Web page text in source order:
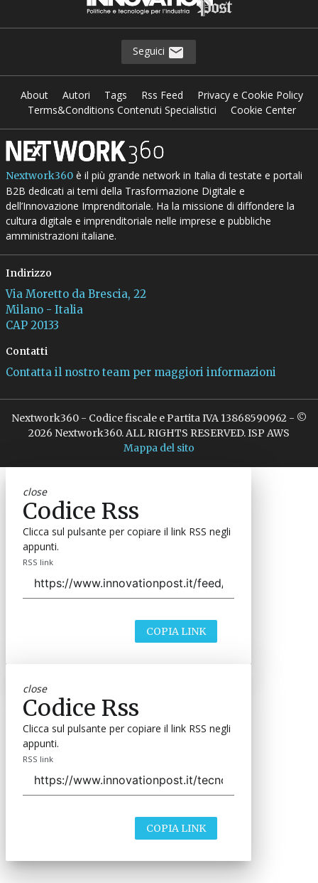
Seguici
About Autori Tags Rss Feed
Privacy e Cookie Policy
Terms&Conditions Contenuti Specialistici
Cookie Center
Nextwork360è il più grande network in Italia di testate e portali
B2B dedicati ai temi della Trasformazione Digitale e
dell’Innovazione Imprenditoriale. Ha la missione di diffondere la
cultura digitale e imprenditoriale nelle imprese e pubbliche
amministrazioni italiane.
Indirizzo
Via Moretto da Brescia, 22
Milano - Italia
CAP 20133
Contatti
Contatta il nostro team per maggiori informazioni
Nextwork360 - Codice fiscale e Partita IVA 13868590962 - ©
2026 Nextwork360. ALL RIGHTS RESERVED. ISP AWS
Mappa del sito
close
Codice Rss
Clicca sul pulsante per copiare il link RSS negli
appunti.
RSS link
COPIA LINK
close
Codice Rss
Clicca sul pulsante per copiare il link RSS negli
appunti.
RSS link
COPIA LINK